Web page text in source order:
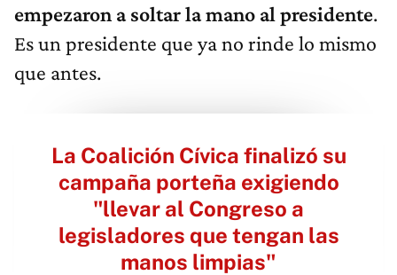
empezaron a soltar la mano al presidente.
Es un presidente que ya no rinde lo mismo
que antes.
La Coalición Cívica finalizó su
campaña porteña exigiendo
"llevar al Congreso a
legisladores que tengan las
manos limpias"